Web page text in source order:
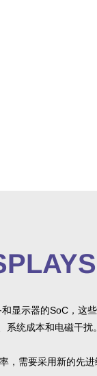
显示器的SoC，这
系统成本和电磁干扰
，需要采用新的先